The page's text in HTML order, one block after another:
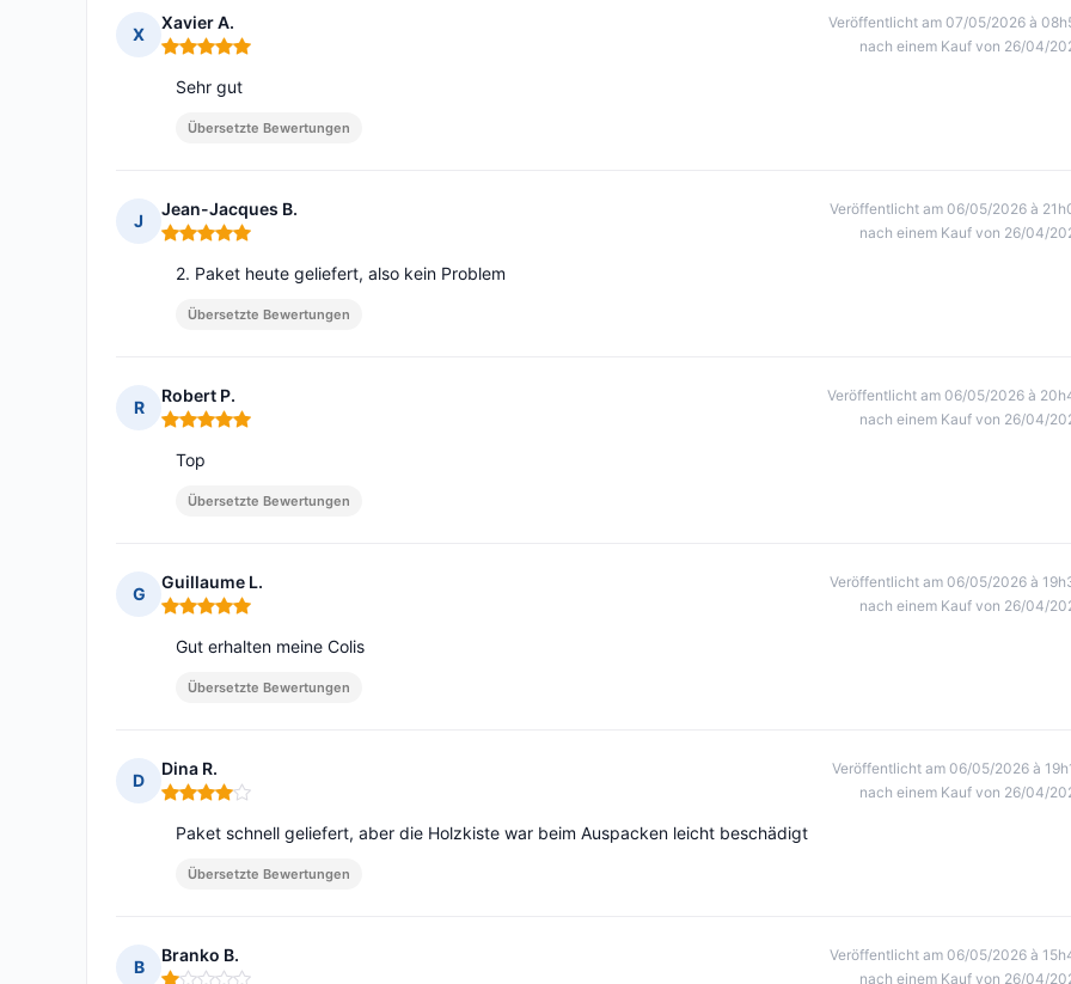
X
Xavier A.
Hinweis: 5 von 5
Veröffentlicht am 07/05/2026 à
nach einem Kauf von 26/04/
Sehr gut
Übersetzte Bewertungen
J
Jean-Jacques B.
Hinweis: 5 von 5
Veröffentlicht am 06/05/2026 à
nach einem Kauf von 26/04/
2. Paket heute geliefert, also kein Problem
Übersetzte Bewertungen
R
Robert P.
Hinweis: 5 von 5
Veröffentlicht am 06/05/2026 à
nach einem Kauf von 26/04/
Top
Übersetzte Bewertungen
G
Guillaume L.
Hinweis: 5 von 5
Veröffentlicht am 06/05/2026 à
nach einem Kauf von 26/04/
Gut erhalten meine Colis
Übersetzte Bewertungen
D
Dina R.
Hinweis: 4 von 5
Veröffentlicht am 06/05/2026 à
nach einem Kauf von 26/04/
Paket schnell geliefert, aber die Holzkiste war beim Auspacken leicht beschädigt
Übersetzte Bewertungen
B
Branko B.
Veröffentlicht am 06/05/2026 à
nach einem Kauf von 26/04/